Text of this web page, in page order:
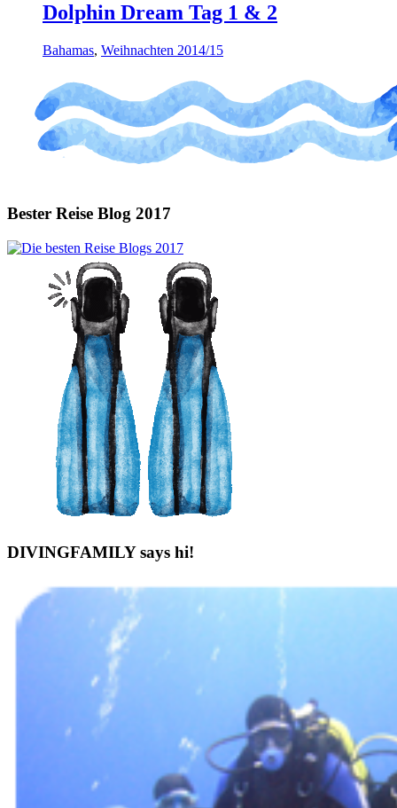
Dolphin Dream Tag 1 & 2
Bahamas, Weihnachten 2014/15
Bester Reise Blog 2017
DIVINGFAMILY says hi!